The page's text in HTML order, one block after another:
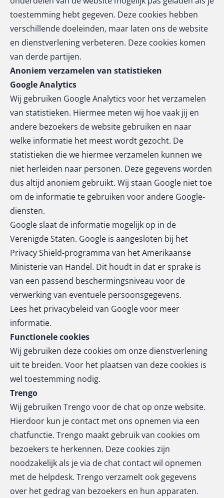
toestemming hebt gegeven. Deze cookies hebben
verschillende doeleinden, maar laten ons de website
en dienstverlening verbeteren. Deze cookies komen
van derde partijen.
Anoniem verzamelen van statistieken
Google Analytics
Wij gebruiken Google Analytics voor het verzamelen
van statistieken. Hiermee meten wij hoe vaak jij en
andere bezoekers de website gebruiken en naar
welke informatie het meest wordt gezocht. De
statistieken die we hiermee verzamelen kunnen we
niet herleiden naar personen. Deze gegevens worden
dus altijd anoniem gebruikt. Wij staan Google niet toe
om de informatie te gebruiken voor andere Google-
diensten.
Google slaat de informatie mogelijk op in de
Verenigde Staten. Google is aangesloten bij het
Privacy Shield-programma van het Amerikaanse
Ministerie van Handel. Dit houdt in dat er sprake is
van een passend beschermingsniveau voor de
verwerking van eventuele persoonsgegevens.
Lees het privacybeleid van Googlevoor meer
informatie.
Functionele cookies
Wij gebruiken deze cookies om onze dienstverlening
uit te breiden. Voor het plaatsen van deze cookies is
wel toestemming nodig.
Trengo
Wij gebruiken Trengo voor de chat op onze website.
Hierdoor kun je contact met ons opnemen via een
chatfunctie. Trengo maakt gebruik van cookies om
bezoekers te herkennen. Deze cookies zijn
noodzakelijk als je via de chat contact wil opnemen
met de helpdesk. Trengo verzamelt ook gegevens
over het gedrag van bezoekers en hun apparaten.